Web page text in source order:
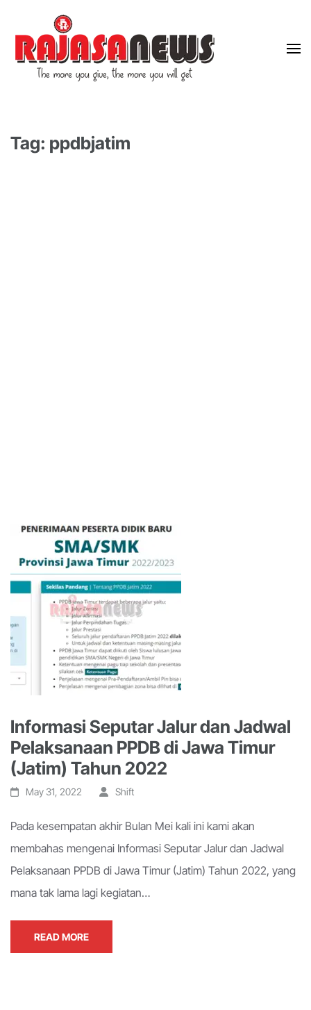
Tag: ppdbjatim
Informasi Seputar Jalur dan Jadwal
Pelaksanaan PPDB di Jawa Timur
(Jatim) Tahun 2022
May 31, 2022 Shift
Pada kesempatan akhir Bulan Mei kali ini kami akan
membahas mengenai Informasi Seputar Jalur dan Jadwal
Pelaksanaan PPDB di Jawa Timur (Jatim) Tahun 2022, yang
mana tak lama lagi kegiatan…
READ MORE